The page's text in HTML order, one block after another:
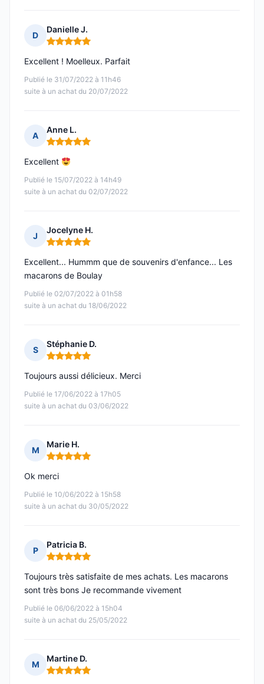
D
Danielle J.
Note : 5 sur 5
Publié le 31/07/2022 à 11h46
suite à un achat du 20/07/2022
Excellent ! Moelleux. Parfait
A
Anne L.
Note : 5 sur 5
Publié le 15/07/2022 à 14h49
suite à un achat du 02/07/2022
Excellent
J
Jocelyne H.
Note : 5 sur 5
Publié le 02/07/2022 à 01h58
suite à un achat du 18/06/2022
Excellent... Hummm que de souvenirs d'enfance... Les
macarons de Boulay
S
Stéphanie D.
Note : 5 sur 5
Publié le 17/06/2022 à 17h05
suite à un achat du 03/06/2022
Toujours aussi délicieux. Merci
M
Marie H.
Note : 5 sur 5
Publié le 10/06/2022 à 15h58
suite à un achat du 30/05/2022
Ok merci
P
Patricia B.
Note : 5 sur 5
Publié le 06/06/2022 à 15h04
suite à un achat du 25/05/2022
Toujours très satisfaite de mes achats. Les macarons
sont très bons Je recommande vivement
M
Martine D.
Note : 5 sur 5